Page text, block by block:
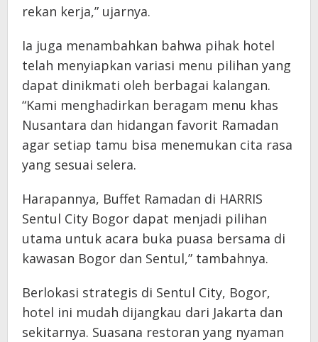
rekan kerja,” ujarnya.
Ia juga menambahkan bahwa pihak hotel
telah menyiapkan variasi menu pilihan yang
dapat dinikmati oleh berbagai kalangan.
“Kami menghadirkan beragam menu khas
Nusantara dan hidangan favorit Ramadan
agar setiap tamu bisa menemukan cita rasa
yang sesuai selera.
Harapannya, Buffet Ramadan di HARRIS
Sentul City Bogor dapat menjadi pilihan
utama untuk acara buka puasa bersama di
kawasan Bogor dan Sentul,” tambahnya.
Berlokasi strategis di Sentul City, Bogor,
hotel ini mudah dijangkau dari Jakarta dan
sekitarnya. Suasana restoran yang nyaman